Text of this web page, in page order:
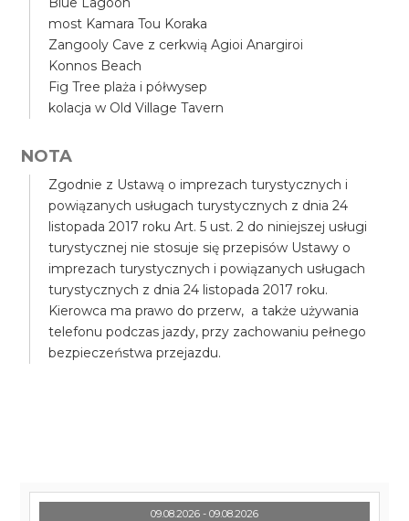
most Kamara Tou Koraka
Zangooly Cave z cerkwią Agioi Anargiroi
Konnos Beach
Fig Tree plaża i półwysep
kolacja w Old Village Tavern
NOTA
Zgodnie z Ustawą o imprezach turystycznych i
powiązanych usługach turystycznych z dnia 24
listopada 2017 roku Art. 5 ust. 2 do niniejszej usługi
turystycznej nie stosuje się przepisów Ustawy o
imprezach turystycznych i powiązanych usługach
turystycznych z dnia 24 listopada 2017 roku.
Kierowca ma prawo do przerw, a także używania
telefonu podczas jazdy, przy zachowaniu pełnego
bezpieczeństwa przejazdu.
09.08.2026 - 09.08.2026